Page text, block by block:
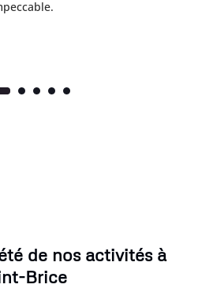
de nos activités à
Brice